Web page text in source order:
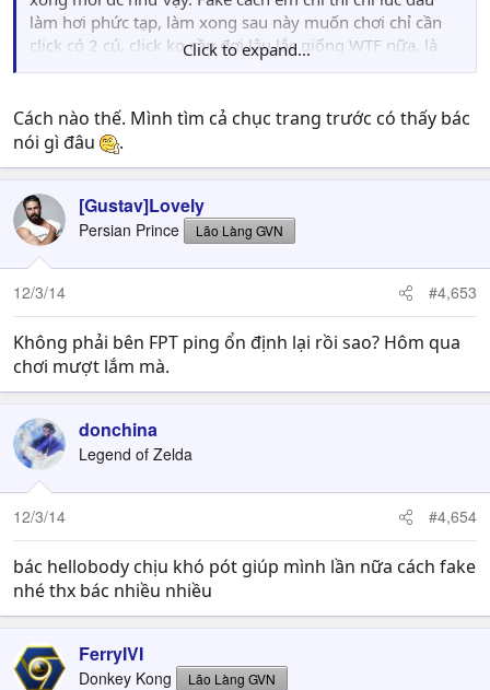
làm hơi phức tạp, làm xong sau này muốn chơi chỉ cần
click có 2 cú, click ko cần đợi lâu lắc giống WTF nữa, là
vào chơi ngay, lại ko bị hết hạn
Còn nếu vẫn muốn xài WTF: có tài liệu quan trọng thì
copy hết quăng vào ổ D, đâu phải hư là hư hết ổ đâu, lâu
lâu ghost lại cho máy sạch cũng tốt
Click to expand...
Cách nào thế. Mình tìm cả chục trang trước có thấy bác
nói gì đâu
.
[Gustav]Lovely
Persian Prince Lão Làng GVN
12/3/14 #4,653
Không phải bên FPT ping ổn định lại rồi sao? Hôm qua
chơi mượt lắm mà.
donchina
Legend of Zelda
12/3/14 #4,654
bác hellobody chịu khó pót giúp mình lần nữa cách fake
nhé thx bác nhiều nhiều
FerryIVI
Donkey Kong Lão Làng GVN